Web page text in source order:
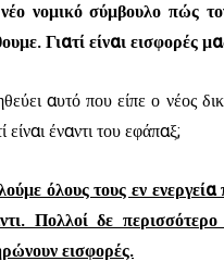
νομικό σύμβουλο πώς
Γιατί είναι εισφορές
αυτό που είπε ο νέος
είναι έναντι του εφάπαξ;
όλους τους εν
Πολλοί δε
εισφορές.